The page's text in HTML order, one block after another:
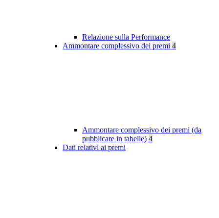
Relazione sulla Performance
Ammontare complessivo dei premi 4
Ammontare complessivo dei premi (da
pubblicare in tabelle) 4
Dati relativi ai premi